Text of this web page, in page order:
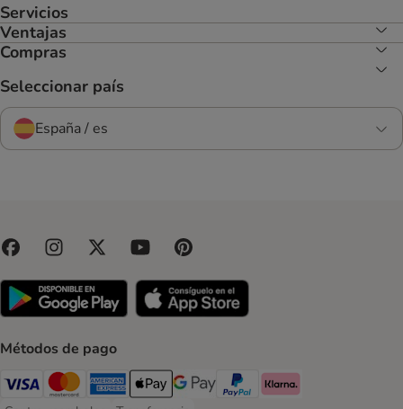
Servicios
Ventajas
Compras
Seleccionar país
España / es
Métodos de pago
Visa Payment Method
Mastercard Payment Method
American Express Payment Method
Apple Pay Payment Method
Google Pay Payment Method
PayPal Payment Method
Klarna Payment Method